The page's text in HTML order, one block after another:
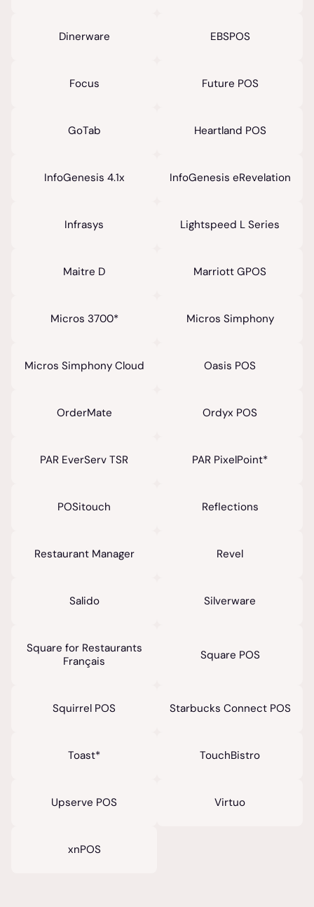
Dinerware EBSPOS
Focus Future POS
GoTab Heartland POS
InfoGenesis 4.1x InfoGenesis eRevelation
Infrasys Lightspeed L Series
Maitre D Marriott GPOS
Micros 3700* Micros Simphony
Micros Simphony Cloud Oasis POS
OrderMate Ordyx POS
PAR EverServ TSR PAR PixelPoint*
POSitouch Reflections
Restaurant Manager Revel
Salido Silverware
Square for Restaurants
Français
Square POS
Squirrel POS Starbucks Connect POS
Toast* TouchBistro
Upserve POS Virtuo
xnPOS